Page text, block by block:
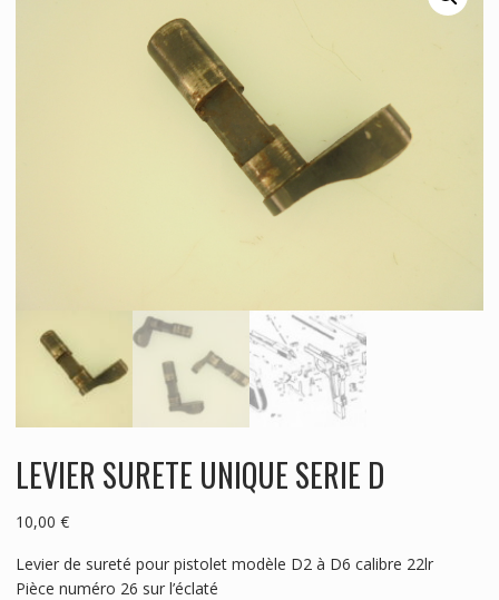
LEVIER SURETE UNIQUE SERIE D
10,00 €
Levier de sureté pour pistolet modèle D2 à D6 calibre 22lr
Pièce numéro 26 sur l’éclaté